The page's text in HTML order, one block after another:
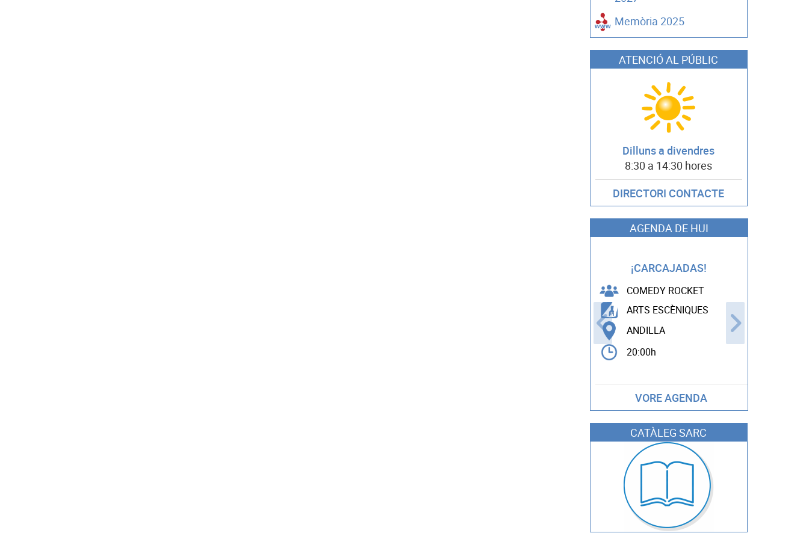
Memòria 2025
ATENCIÓ AL PÚBLIC
Dilluns a divendres
8:30 a 14:30 hores
DIRECTORI CONTACTE
AGENDA DE HUI
¡CARCAJADAS!
COMEDY ROCKET
ARTS ESCÈNIQUES
ANDILLA
20:00h
VORE AGENDA
CATÀLEG SARC